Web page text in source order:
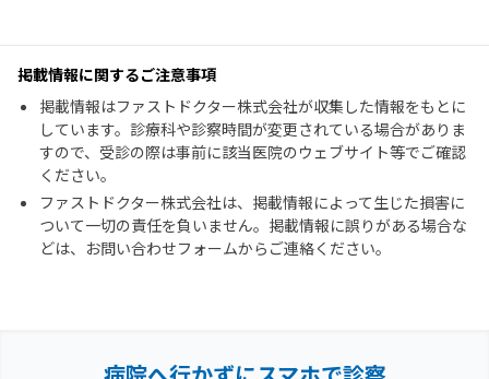
掲載情報に関するご注意事項
掲載情報はファストドクター株式会社が収集した情報をもとに
しています。診療科や診察時間が変更されている場合がありま
すので、受診の際は事前に該当医院のウェブサイト等でご確認
ください。
ファストドクター株式会社は、掲載情報によって生じた損害に
ついて一切の責任を負いません。掲載情報に誤りがある場合な
どは、お問い合わせフォームからご連絡ください。